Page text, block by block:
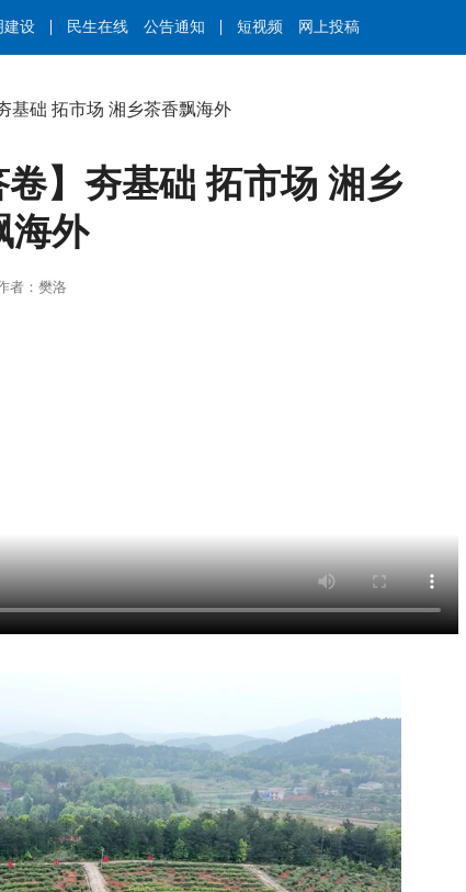
建设 民生在线 公告通知 短视频 网上投稿
基础 拓市场 湘乡茶香飘海外
卷】夯基础 拓市场 湘乡
海外
作者：樊洛